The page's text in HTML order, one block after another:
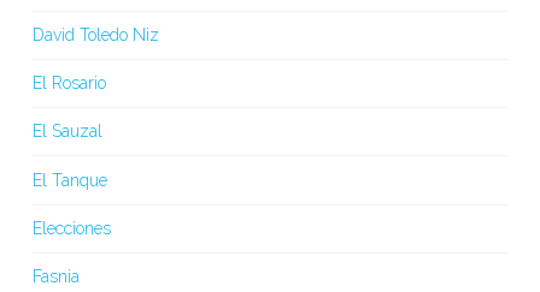
David Toledo Niz
El Rosario
El Sauzal
El Tanque
Elecciones
Fasnia